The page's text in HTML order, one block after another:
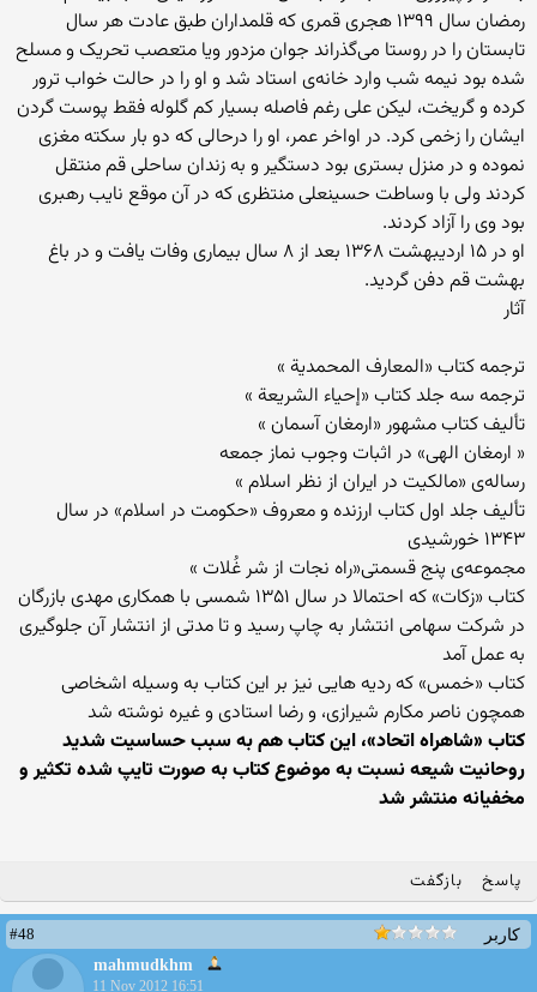
رمضان سال ۱۳۹۹ هجری قمری که قلمداران طبق عادت هر سال
تابستان را در روستا می‌گذراند جوان مزدور ویا متعصب تحریک و مسلح
شده بود نیمه شب وارد خانه‌ی استاد شد و او را در حالت خواب ترور
کرده و گریخت، لیکن علی رغم فاصله بسیار کم گلوله فقط پوست گردن
ایشان را زخمی کرد. در اواخر عمر، او را درحالی که دو بار سکته مغزی
نموده و در منزل بستری بود دستگیر و به زندان ساحلی قم منتقل
کردند ولی با وساطت حسینعلی منتظری که در آن موقع نایب رهبری
بود وی را آزاد کردند.
او در ۱۵ اردیبهشت ۱۳۶۸ بعد از ۸ سال بیماری وفات یافت و در باغ
بهشت قم دفن گردید.
آثار
ترجمه کتاب «المعارف المحمدیة »
ترجمه سه جلد کتاب «إحیاء الشریعة »
تألیف کتاب مشهور «ارمغان آسمان »
« ارمغان الهی» در اثبات وجوب نماز جمعه
رساله‌ی «مالکیت در ایران از نظر اسلام »
تألیف جلد اول کتاب ارزنده و معروف «حکومت در اسلام» در سال
۱۳۴۳ خورشیدی
مجموعه‌ی پنج قسمتی«راه نجات از شر غُلات »
کتاب «زکات» که احتمالا در سال ۱۳۵۱ شمسی با همکاری مهدی بازرگان
در شرکت سهامی انتشار به چاپ رسید و تا مدتی از انتشار آن جلوگیری
به عمل آمد
کتاب «خمس» که ردیه هایی نیز بر این کتاب به وسیله اشخاصی
همچون ناصر مکارم شیرازی، و رضا استادی و غیره نوشته شد
کتاب «شاهراه اتحاد»، این کتاب هم به سبب حساسیت شدید
روحانیت شیعه نسبت به موضوع کتاب به صورت تایپ شده تکثیر و
مخفیانه منتشر شد
پاسخ بازگفت
کاربر
#48
mahmudkhm
11 Nov 2012 16:51